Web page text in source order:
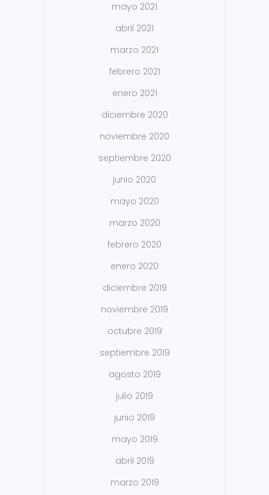
mayo 2021
abril 2021
marzo 2021
febrero 2021
enero 2021
diciembre 2020
noviembre 2020
septiembre 2020
junio 2020
mayo 2020
marzo 2020
febrero 2020
enero 2020
diciembre 2019
noviembre 2019
octubre 2019
septiembre 2019
agosto 2019
julio 2019
junio 2019
mayo 2019
abril 2019
marzo 2019